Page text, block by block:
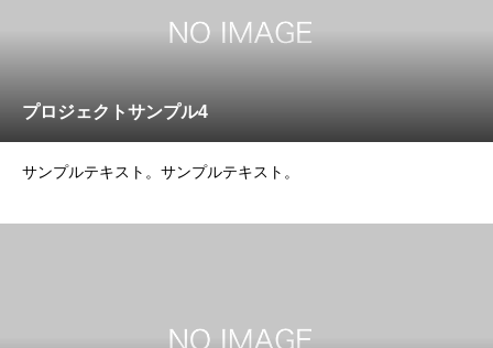
プロジェクトサンプル4
サンプルテキスト。サンプルテキスト。